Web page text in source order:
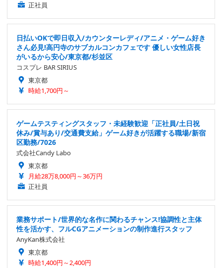
正社員
日払いOKで即日収入/カウンターレディ/アニメ・ゲーム好き
さん必見!高円寺のサブカルコンカフェです 優しい女性店長
がいるから安心/東京都/杉並区
コスプレ BAR SIRIUS
東京都
時給1,700円～
ゲームテスティングスタッフ・未経験歓迎「正社員/土日祝
休み/賞与あり/交通費支給」ゲーム好きが活躍する職場/新宿
区勤務/7026
式会社Candy Labo
東京都
月給28万8,000円～36万円
正社員
業務サポート/世界的な名作に関わるチャンス!協調性と主体
性を活かす、フルCGアニメーションの制作進行スタッフ
AnyKan株式会社
東京都
時給1,400円～2,400円